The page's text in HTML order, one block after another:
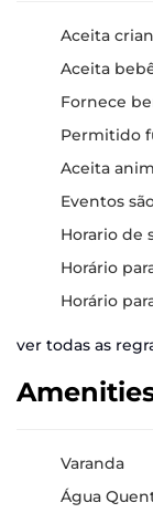
Aceita
Aceita
Fornece
Permitido
Aceita
Eventos
Horario de
Horário
Horário
ver todas as
Varanda
Água